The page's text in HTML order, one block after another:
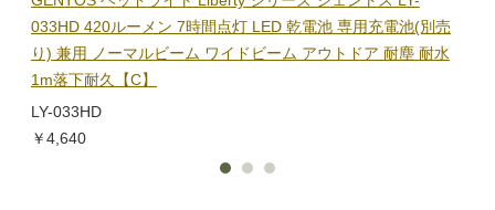
033HD 420ルーメン 7時間点灯 LED 乾電池 専用充電池(別売
り) 兼用 ノーマルビーム ワイドビーム アウトドア 耐塵 耐水
1m落下耐久【C】
LY-033HD
￥4,640